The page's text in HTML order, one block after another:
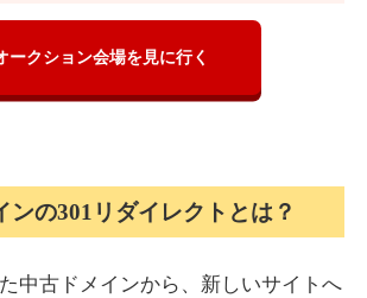
ークション会場を見に行く
ンの301リダイレクトとは？
中古ドメインから、新しいサイトへ